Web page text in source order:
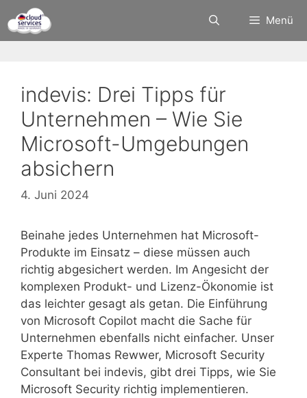
Inhalt
springen
Menü
indevis: Drei Tipps für
Unternehmen – Wie Sie
Microsoft-Umgebungen
absichern
4. Juni 2024
Beinahe jedes Unternehmen hat Microsoft-
Produkte im Einsatz – diese müssen auch
richtig abgesichert werden. Im Angesicht der
komplexen Produkt- und Lizenz-Ökonomie ist
das leichter gesagt als getan. Die Einführung
von Microsoft Copilot macht die Sache für
Unternehmen ebenfalls nicht einfacher. Unser
Experte Thomas Rewwer, Microsoft Security
Consultant bei indevis, gibt drei Tipps, wie Sie
Microsoft Security richtig implementieren.